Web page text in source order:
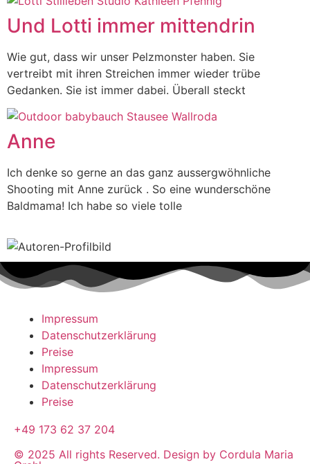
Und Lotti immer mittendrin
Wie gut, dass wir unser Pelzmonster haben. Sie
vertreibt mit ihren Streichen immer wieder trübe
Gedanken. Sie ist immer dabei. Überall steckt
Anne
Ich denke so gerne an das ganz aussergwöhnliche
Shooting mit Anne zurück . So eine wunderschöne
Baldmama! Ich habe so viele tolle
Impressum
Datenschutzerklärung
Preise
Impressum
Datenschutzerklärung
Preise
+49 173 62 37 204
© 2025 All rights Reserved. Design by Cordula Maria